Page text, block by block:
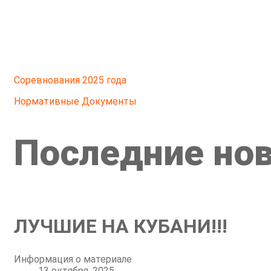
Соревнования 2025 года
Нормативные Документы
Последние
ЛУЧШИЕ НА КУБАНИ!!!
Информация о материале